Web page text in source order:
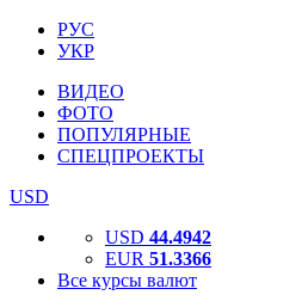
РУС
УКР
ВИДЕО
ФОТО
ПОПУЛЯРНЫЕ
СПЕЦПРОЕКТЫ
USD
USD 44.4942
EUR 51.3366
Все курсы валют